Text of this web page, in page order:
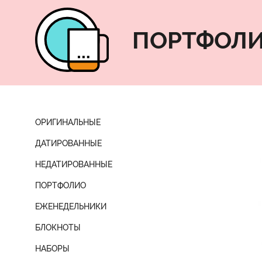
ОРИГИНАЛЬНЫЕ
ДАТИРОВАННЫЕ
НЕДАТИРОВАННЫЕ
ПОРТФОЛИО
ЕЖЕНЕДЕЛЬНИКИ
БЛОКНОТЫ
НАБОРЫ